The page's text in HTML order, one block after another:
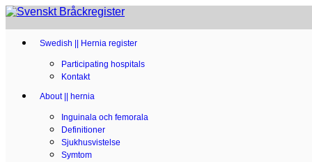
Swedish || Hernia register
Participating hospitals
Kontakt
About || hernia
Inguinala och femorala
Definitioner
Sjukhusvistelse
Symtom